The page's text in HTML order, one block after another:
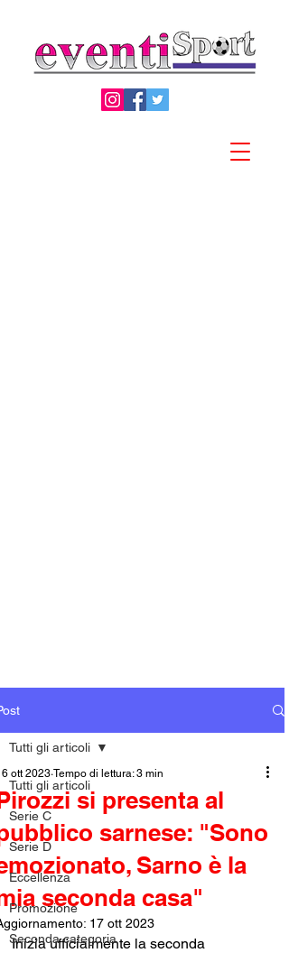
Tutti gli articoli
Serie C
Serie D
Eccellenza
Promozione
Seconda categoria
Tutti gli articoli
si presenta al
sarnese: "Sono
Sarno è la
seconda casa"
ott 2023 Tempo di lettura: 3 min
17 ott 2023
Inizia ufficialmente la seconda